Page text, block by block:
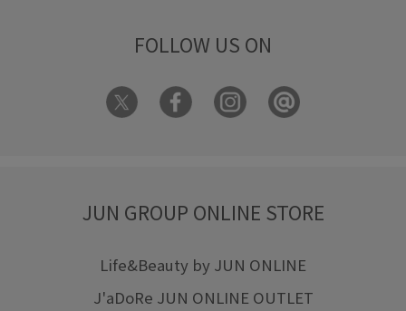
FOLLOW US ON
JUN GROUP ONLINE STORE
Life&Beauty by JUN ONLINE
J'aDoRe JUN ONLINE OUTLET